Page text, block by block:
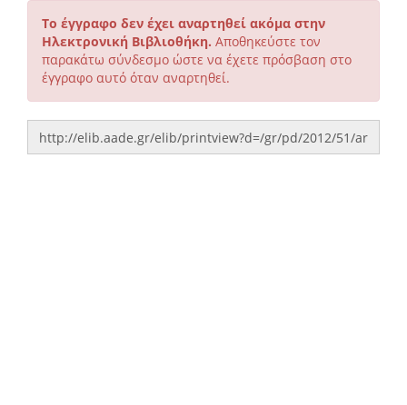
Το έγγραφο δεν έχει αναρτηθεί ακόμα στην
Ηλεκτρονική Βιβλιοθήκη. Αποθηκεύστε τον
παρακάτω σύνδεσμο ώστε να έχετε πρόσβαση στο
έγγραφο αυτό όταν αναρτηθεί.